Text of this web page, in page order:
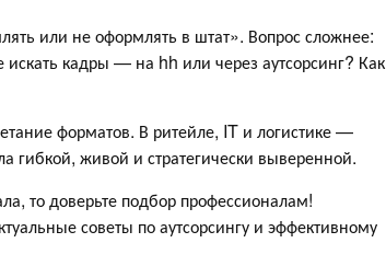
или не оформлять в штат». Вопрос сложнее:
кадры — на hh или через аутсорсинг? Как
форматов. В ритейле, IT и логистике —
живой и стратегически выверенной.
то доверьте подбор профессионалам!
советы по аутсорсингу и эффективному